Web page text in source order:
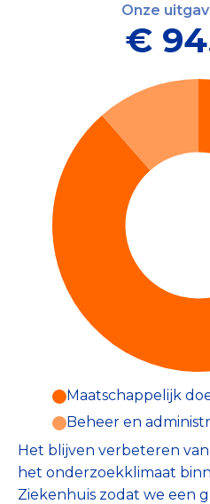
Onze
€
Maatschappelijk
Beheer en
Het blijven verbeteren
het onderzoekklimaat
Ziekenhuis zodat we een